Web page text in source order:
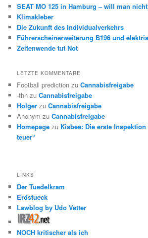
SEAT MO 125 in Hamburg – will man
Klimakleber
Die Zukunft des Individualverkehrs
Führerscheinerweiterung B196 und
Zeitenwende tut Not
LETZTE KOMMENTARE
Football prediction zuCannabisfreigabe
-thh zuCannabisfreigabe
Holger zuCannabisfreigabe
Anonym zuCannabisfreigabe
Homepage zu Kisbee: Die erste
teuer“
LINKS
Der Tuedelkram
Erdstueck
Lawblog by Udo Vetter
NOCH kritischer als ich